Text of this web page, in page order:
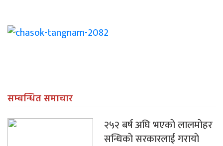
सम्बन्धित समाचार
२५२ बर्ष अघि भएकाे लालमाेहर
सन्धिकाे सरकारलाई गरायाे